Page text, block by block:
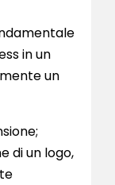
in un
un
di un logo,